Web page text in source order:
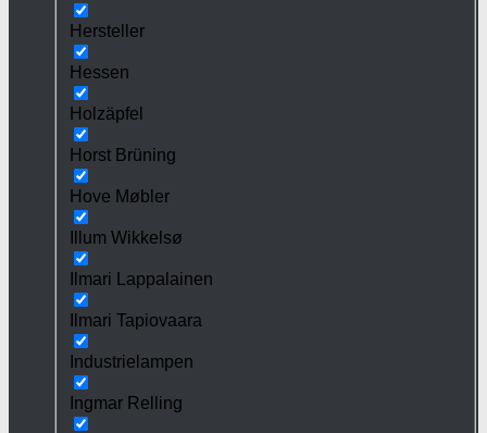
Hersteller
Hessen
Holzäpfel
Horst Brüning
Hove Møbler
Illum Wikkelsø
Ilmari Lappalainen
Ilmari Tapiovaara
Industrielampen
Ingmar Relling